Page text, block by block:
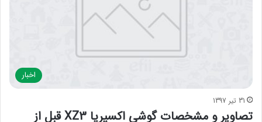
اخبار
31 تیر 1397
تصاویر و مشخصات گوشی اکسپریا XZ3 قبل از